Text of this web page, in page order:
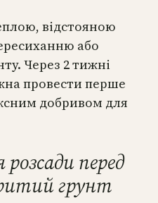
відстояною
або
Через 2 тижні
провести перше
добривом для
перед
грунт